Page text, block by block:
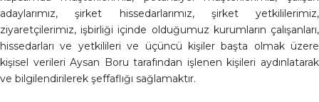
adaylarımız, şirket hissedarlarımız, şirket yetkililerimiz,
ziyaretçilerimiz, işbirliği içinde olduğumuz kurumların çalışanları,
hissedarları ve yetkilileri ve üçüncü kişiler başta olmak üzere
kişisel verileri Aysan Boru tarafından işlenen kişileri aydınlatarak
ve bilgilendirilerek şeffaflığı sağlamaktır.